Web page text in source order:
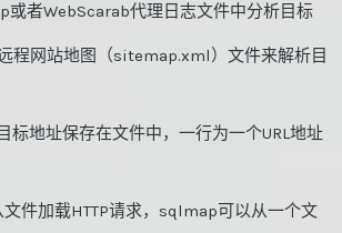
者WebScarab代理日志文件中分析目标
程网站地图（sitemap.xml）文件来解析目
地址保存在文件中，一行为一个URL地址
文件加载HTTP请求，sqlmap可以从一个文